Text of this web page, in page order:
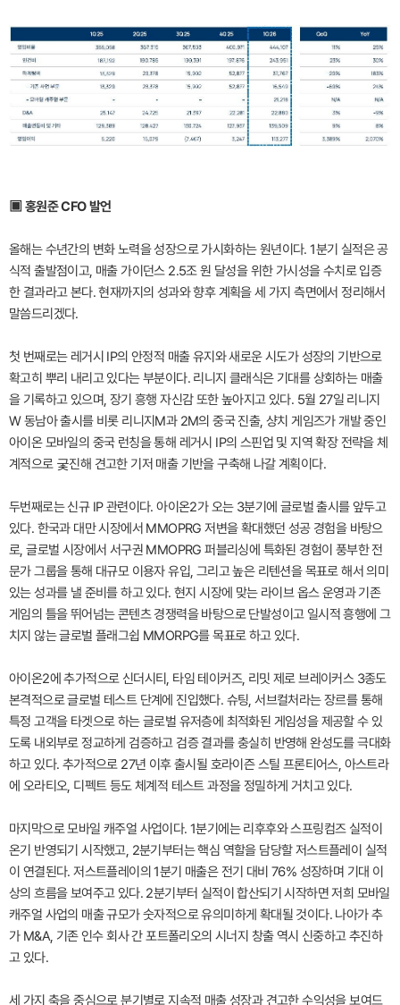
▣ 홍원준 CFO 발언
올해는 수년간의 변화 노력을 성장으로 가시화하는 원년이다. 1분기 실적은 공
식적 출발점이고, 매출 가이던스 2.5조 원 달성을 위한 가시성을 수치로 입증
한 결과라고 본다. 현재까지의 성과와 향후 계획을 세 가지 측면에서 정리해서
말씀드리겠다.
첫 번째로는 레거시 IP의 안정적 매출 유지와 새로운 시도가 성장의 기반으로
확고히 뿌리 내리고 있다는 부분이다. 리니지 클래식은 기대를 상회하는 매출
을 기록하고 있으며, 장기 흥행 자신감 또한 높아지고 있다. 5월 27일 리니지
W 동남아 출시를 비롯 리니지M과 2M의 중국 진출, 샹치 게임즈가 개발 중인
아이온 모바일의 중국 런칭을 통해 레거시 IP의 스핀업 및 지역 확장 전략을 체
계적으로 궃진해 견고한 기저 매출 기반을 구축해 나갈 계획이다.
두번째로는 신규 IP 관련이다. 아이온2가 오는 3분기에 글로벌 출시를 앞두고
있다. 한국과 대만 시장에서 MMOPRG 저변을 확대했던 성공 경험을 바탕으
로, 글로벌 시장에서 서구권 MMOPRG 퍼블리싱에 특화된 경험이 풍부한 전
문가 그룹을 통해 대규모 이용자 유입, 그리고 높은 리텐션을 목표로 해서 의미
있는 성과를 낼 준비를 하고 있다. 현지 시장에 맞는 라이브 옵스 운영과 기존
게임의 틀을 뛰어넘는 콘텐츠 경쟁력을 바탕으로 단발성이고 일시적 흥행에 그
치지 않는 글로벌 플래그쉽 MMORPG를 목표로 하고 있다.
아이온2에 추가적으로 신더시티, 타임 테이커즈, 리밋 제로 브레이커스 3종도
본격적으로 글로벌 테스트 단계에 진입했다. 슈팅, 서브컬처라는 장르를 통해
특정 고객을 타겟으로 하는 글로벌 유저층에 최적화된 게임성을 제공할 수 있
도록 내외부로 정교하게 검증하고 검증 결과를 충실히 반영해 완성도를 극대화
하고 있다. 추가적으로 27년 이후 출시될 호라이즌 스틸 프론티어스, 아스트라
에 오라티오, 디펙트 등도 체계적 테스트 과정을 정밀하게 거치고 있다.
마지막으로 모바일 캐주얼 사업이다. 1분기에는 리후후와 스프링컴즈 실적이
온기 반영되기 시작했고, 2분기부터는 핵심 역할을 담당할 저스트플레이 실적
이 연결된다. 저스트플레이의 1분기 매출은 전기 대비 76% 성장하며 기대 이
상의 흐름을 보여주고 있다. 2분기부터 실적이 합산되기 시작하면 저희 모바일
캐주얼 사업의 매출 규모가 숫자적으로 유의미하게 확대될 것이다. 나아가 추
가 M&A, 기존 인수 회사 간 포트폴리오의 시너지 창출 역시 신중하고 추진하
고 있다.
세 가지 축을 중심으로 분기별로 지속적 매출 성장과 견고한 수익성을 보여드